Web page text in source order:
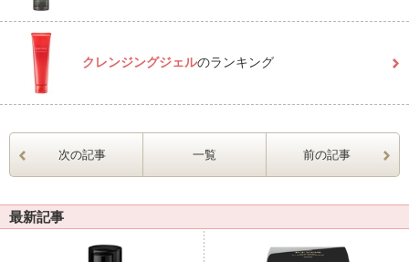
クレンジングジェルのランキング
次の記事 一覧 前の記事
最新記事